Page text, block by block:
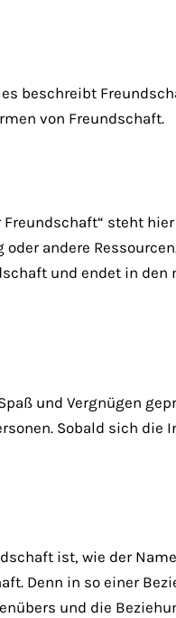
beschreibt
von Freundschaft.
Freundschaft“ steht
andere
und endet in den
und Vergnügen
Sobald sich die
ist, wie der
Denn in so einer
und die